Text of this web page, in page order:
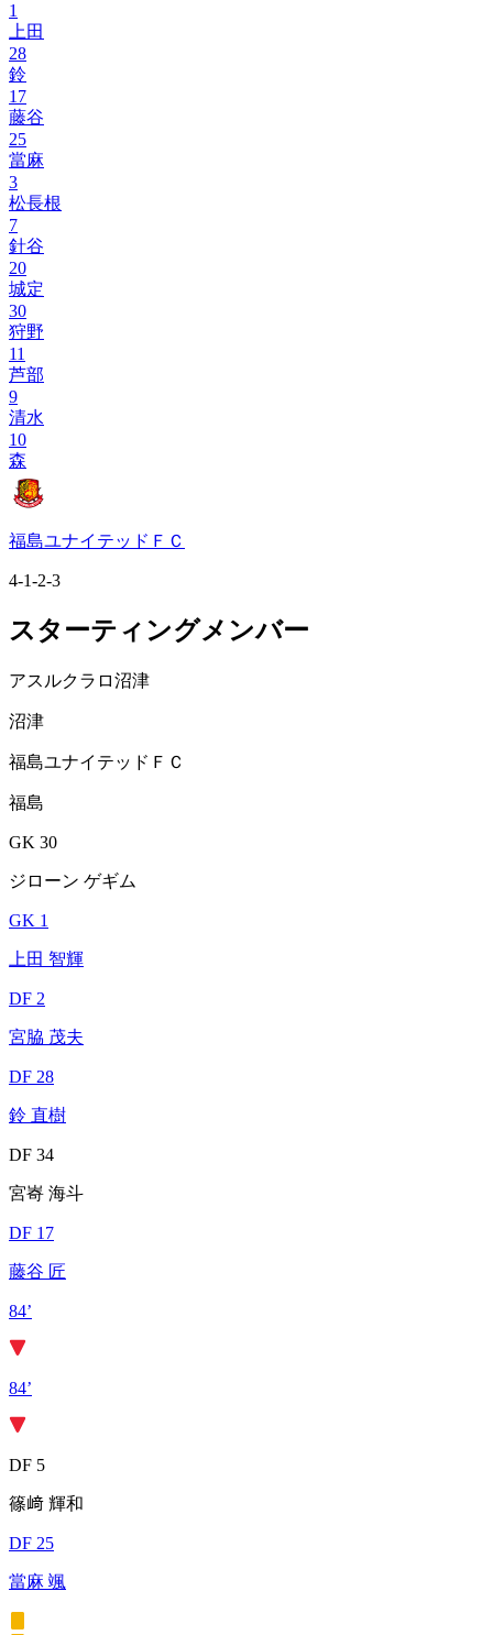
1
上田
28
鈴
17
藤谷
25
當麻
3
松長根
7
針谷
20
城定
30
狩野
11
芦部
9
清水
10
森
福島ユナイテッドＦＣ
4-1-2-3
スターティングメンバー
アスルクラロ沼津
沼津
福島ユナイテッドＦＣ
福島
GK 30
ジローン ゲギム
GK 1
上田 智輝
DF 2
宮脇 茂夫
DF 28
鈴 直樹
DF 34
宮㟢 海斗
DF 17
藤谷 匠
84’
84’
DF 5
篠﨑 輝和
DF 25
當麻 颯